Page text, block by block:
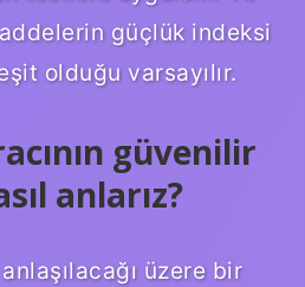
güçlük indeksi
olduğu varsayılır.
güvenilir
anlarız?
üzere bir